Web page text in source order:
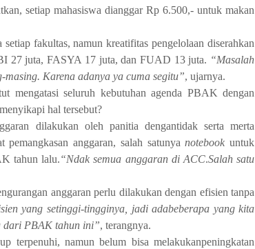
setiap mahasiswa dianggar Rp 6.500,- untuk makan
fakultas, namun kreatifitas pengelolaan diserahkan
27 juta, FASYA 17 juta, dan FUAD 13 juta. “Masalah
Karena adanya ya cuma segitu”, ujarnya.
mengatasi seluruh kebutuhan agenda PBAK dengan
hal tersebut?
dilakukan oleh panitia dengantidak serta merta
pemangkasan anggaran, salah satunyanotebook untuk
tahun lalu.“Ndak semua anggaran di ACC.Salah satu
anggaran perlu dilakukan dengan efisien tanpa
yang setinggi-tingginya, jadi adabeberapa yang kita
dari PBAK tahun ini”, terangnya.
terpenuhi, namun belum bisa melakukanpeningkatan